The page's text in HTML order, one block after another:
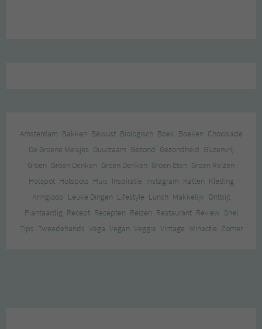
Amsterdam Bakken Bewust Biologisch Boek Boeken Chocolade
De Groene Meisjes Duurzaam Gezond Gezondheid Glutenvrij
Groen Groen Denken Groen Denken Groen Eten Groen Reizen
Hotspot Hotspots Huis Inspiratie Instagram Katten Kleding
Kringloop Leuke Dingen Lifestyle Lunch Makkelijk Ontbijt
Plantaardig Recept Recepten Reizen Restaurant Review Snel
Tips Tweedehands Vega Vegan Veggie Vintage Winactie Zomer